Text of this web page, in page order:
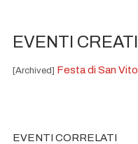
EVENTI CREATI
[Archived] Festa di San Vito
EVENTI CORRELATI